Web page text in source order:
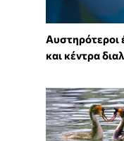
Αυστηρότεροι
και κέντρα